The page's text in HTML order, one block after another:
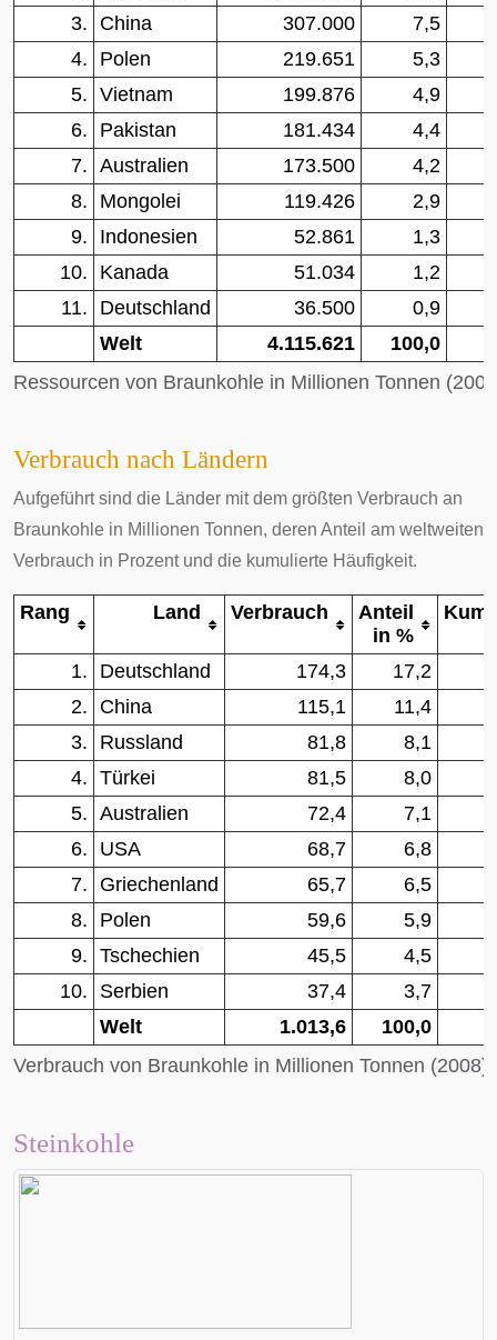
Ressourcen von Braunkohle in Millionen Tonnen
3.
China 307.000
7,5
4.
Polen 219.651
5,3
5. Vietnam 199.876
4,9
6.
Pakistan 181.434
4,4
7. Australien 173.500
4,2
8.
Mongolei 119.426
2,9
9.
Indonesien 52.861
1,3
10.
Kanada 51.034
1,2
11.
Deutschland 36.500
0,9
Welt
4.115.621 100,0
Verbrauch nach Ländern
Aufgeführt sind die Länder mit dem größten Verbrauch an
Braunkohle in Millionen Tonnen, deren Anteil am weltweiten
Verbrauch in Prozent und die kumulierte Häufigkeit.
Verbrauch von Braunkohle in Millionen Tonnen (2008)
Rang Land Verbrauch
Anteil
in %
1. Deutschland 174,3
17,2
2.
China 115,1
11,4
3.
Russland 81,8
8,1
4. Türkei 81,5
8,0
5. Australien 72,4
7,1
6.
USA 68,7
6,8
7.
Griechenland 65,7
6,5
8.
Polen 59,6
5,9
9. Tschechien 45,5
4,5
10.
Serbien 37,4
3,7
Welt
1.013,6 100,0
Steinkohle